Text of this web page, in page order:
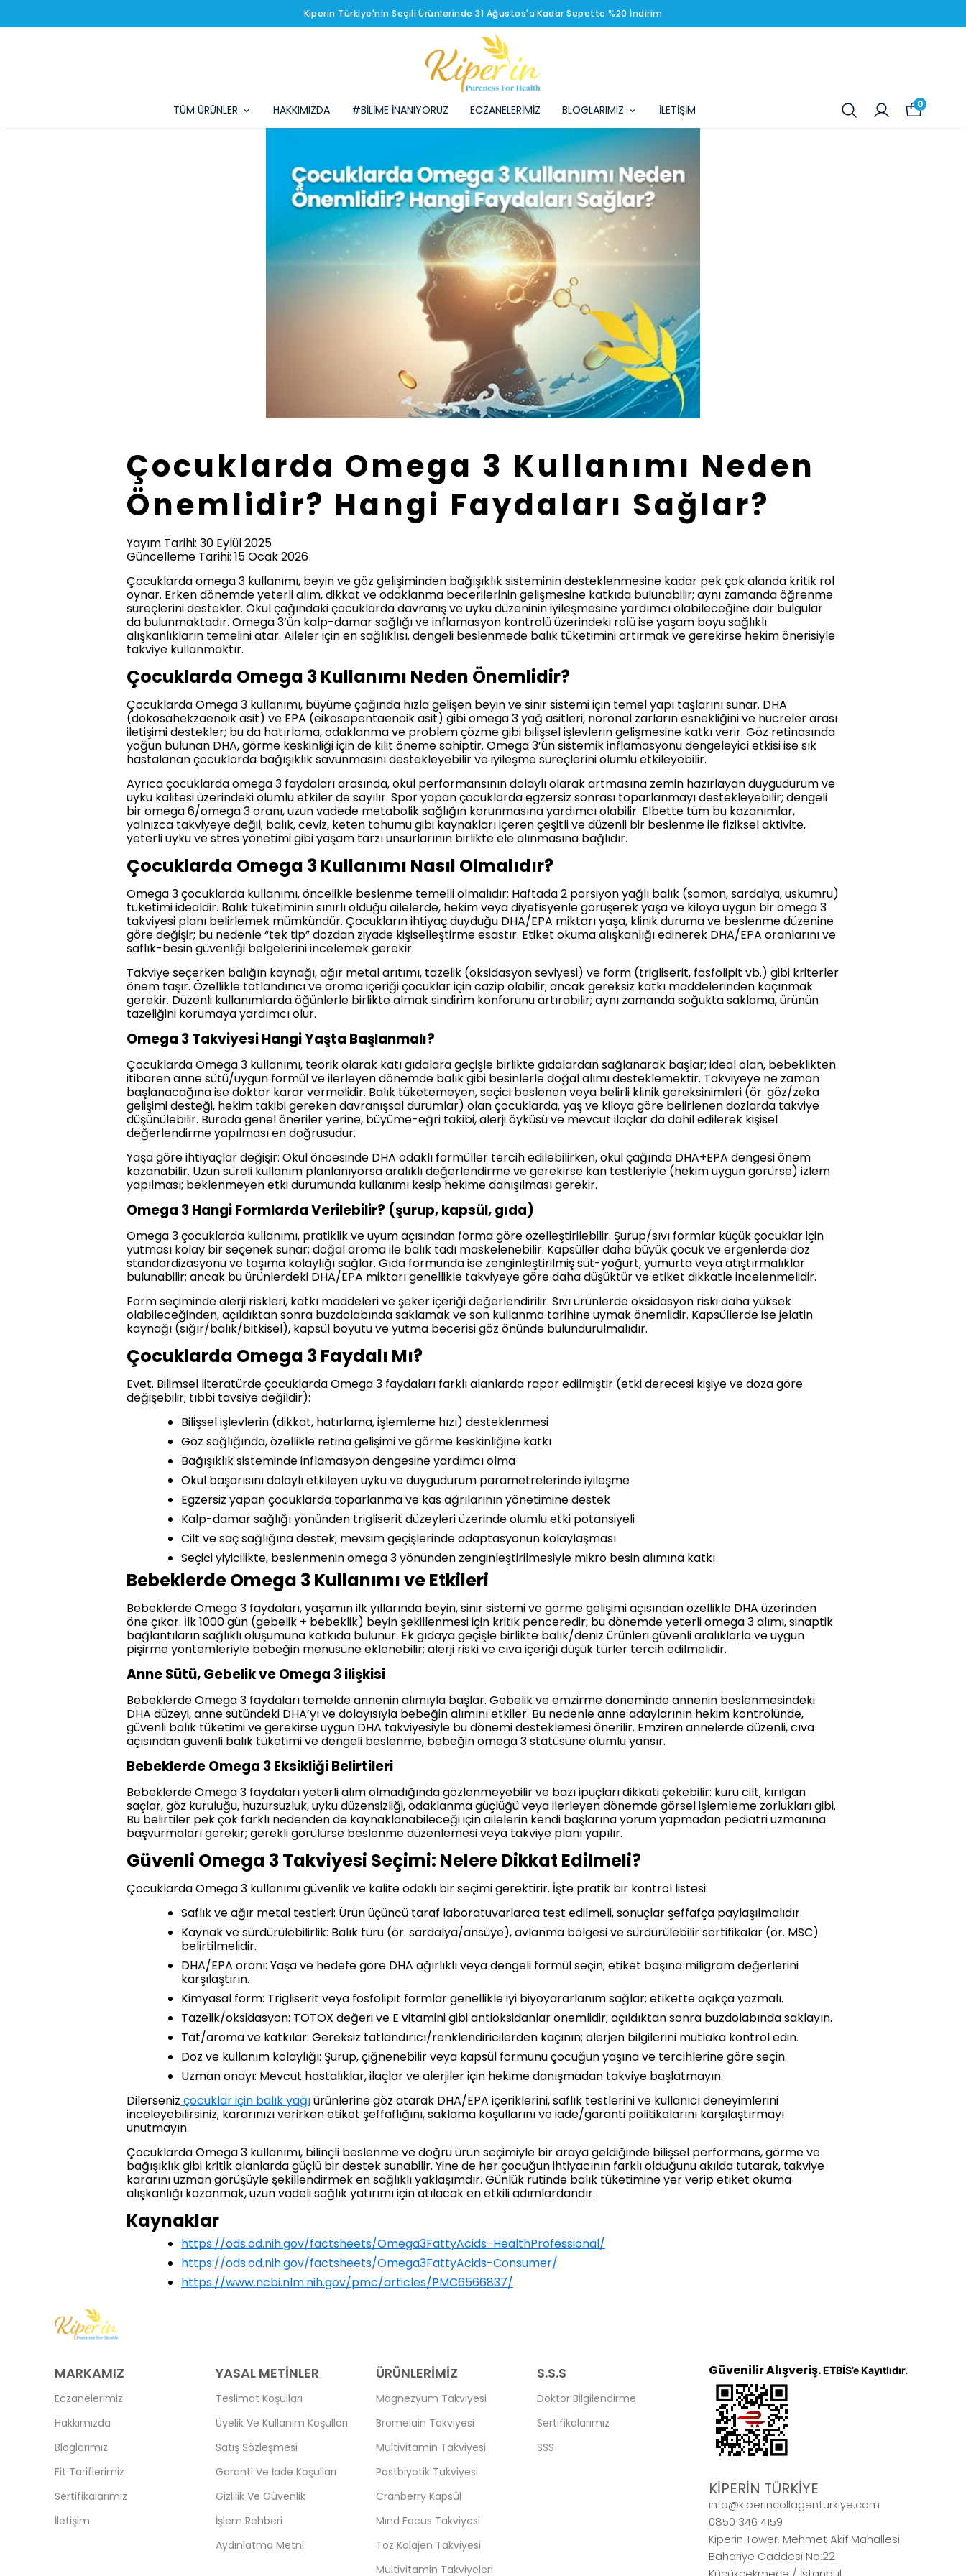
Kiperin Türkiye'nin Seçili Ürünlerinde 31 Ağustos'a Kadar Sepette %20 İndirim
TÜM ÜRÜNLER HAKKIMIZDA #BİLİME İNANIYORUZ ECZANELERİMİZ BLOGLARIMIZ İLETİŞİM 0
Çocuklarda Omega 3 Kullanımı Neden
Önemlidir? Hangi Faydaları Sağlar?
Yayım Tarihi: 30 Eylül 2025
Güncelleme Tarihi: 15 Ocak 2026
Çocuklarda omega 3 kullanımı, beyin ve göz gelişiminden bağışıklık sisteminin desteklenmesine kadar pek çok alanda kritik rol
oynar. Erken dönemde yeterli alım, dikkat ve odaklanma becerilerinin gelişmesine katkıda bulunabilir; aynı zamanda öğrenme
süreçlerini destekler. Okul çağındaki çocuklarda davranış ve uyku düzeninin iyileşmesine yardımcı olabileceğine dair bulgular
da bulunmaktadır. Omega 3’ün kalp-damar sağlığı ve inflamasyon kontrolü üzerindeki rolü ise yaşam boyu sağlıklı
alışkanlıkların temelini atar. Aileler için en sağlıklısı, dengeli beslenmede balık tüketimini artırmak ve gerekirse hekim önerisiyle
takviye kullanmaktır.
Çocuklarda Omega 3 Kullanımı Neden Önemlidir?
Çocuklarda Omega 3 kullanımı, büyüme çağında hızla gelişen beyin ve sinir sistemi için temel yapı taşlarını sunar. DHA
(dokosahekzaenoik asit) ve EPA (eikosapentaenoik asit) gibi omega 3 yağ asitleri, nöronal zarların esnekliğini ve hücreler arası
iletişimi destekler; bu da hatırlama, odaklanma ve problem çözme gibi bilişsel işlevlerin gelişmesine katkı verir. Göz retinasında
yoğun bulunan DHA, görme keskinliği için de kilit öneme sahiptir. Omega 3’ün sistemik inflamasyonu dengeleyici etkisi ise sık
hastalanan çocuklarda bağışıklık savunmasını destekleyebilir ve iyileşme süreçlerini olumlu etkileyebilir.
Ayrıca çocuklarda omega 3 faydaları arasında, okul performansının dolaylı olarak artmasına zemin hazırlayan duygudurum ve
uyku kalitesi üzerindeki olumlu etkiler de sayılır. Spor yapan çocuklarda egzersiz sonrası toparlanmayı destekleyebilir; dengeli
bir omega 6/omega 3 oranı, uzun vadede metabolik sağlığın korunmasına yardımcı olabilir. Elbette tüm bu kazanımlar,
yalnızca takviyeye değil; balık, ceviz, keten tohumu gibi kaynakları içeren çeşitli ve düzenli bir beslenme ile fiziksel aktivite,
yeterli uyku ve stres yönetimi gibi yaşam tarzı unsurlarının birlikte ele alınmasına bağlıdır.
Çocuklarda Omega 3 Kullanımı Nasıl Olmalıdır?
Omega 3 çocuklarda kullanımı, öncelikle beslenme temelli olmalıdır: Haftada 2 porsiyon yağlı balık (somon, sardalya, uskumru)
tüketimi idealdir. Balık tüketiminin sınırlı olduğu ailelerde, hekim veya diyetisyenle görüşerek yaşa ve kiloya uygun bir omega 3
takviyesi planı belirlemek mümkündür. Çocukların ihtiyaç duyduğu DHA/EPA miktarı yaşa, klinik duruma ve beslenme düzenine
göre değişir; bu nedenle “tek tip” dozdan ziyade kişiselleştirme esastır. Etiket okuma alışkanlığı edinerek DHA/EPA oranlarını ve
saflık-besin güvenliği belgelerini incelemek gerekir.
Takviye seçerken balığın kaynağı, ağır metal arıtımı, tazelik (oksidasyon seviyesi) ve form (trigliserit, fosfolipit vb.) gibi kriterler
önem taşır. Özellikle tatlandırıcı ve aroma içeriği çocuklar için cazip olabilir; ancak gereksiz katkı maddelerinden kaçınmak
gerekir. Düzenli kullanımlarda öğünlerle birlikte almak sindirim konforunu artırabilir; aynı zamanda soğukta saklama, ürünün
tazeliğini korumaya yardımcı olur.
Omega 3 Takviyesi Hangi Yaşta Başlanmalı?
Çocuklarda Omega 3 kullanımı, teorik olarak katı gıdalara geçişle birlikte gıdalardan sağlanarak başlar; ideal olan, bebeklikten
itibaren anne sütü/uygun formül ve ilerleyen dönemde balık gibi besinlerle doğal alımı desteklemektir. Takviyeye ne zaman
başlanacağına ise doktor karar vermelidir. Balık tüketemeyen, seçici beslenen veya belirli klinik gereksinimleri (ör. göz/zeka
gelişimi desteği, hekim takibi gereken davranışsal durumlar) olan çocuklarda, yaş ve kiloya göre belirlenen dozlarda takviye
düşünülebilir. Burada genel öneriler yerine, büyüme-eğri takibi, alerji öyküsü ve mevcut ilaçlar da dahil edilerek kişisel
değerlendirme yapılması en doğrusudur.
Yaşa göre ihtiyaçlar değişir: Okul öncesinde DHA odaklı formüller tercih edilebilirken, okul çağında DHA+EPA dengesi önem
kazanabilir. Uzun süreli kullanım planlanıyorsa aralıklı değerlendirme ve gerekirse kan testleriyle (hekim uygun görürse) izlem
yapılması; beklenmeyen etki durumunda kullanımı kesip hekime danışılması gerekir.
Omega 3 Hangi Formlarda Verilebilir? (şurup, kapsül, gıda)
Omega 3 çocuklarda kullanımı, pratiklik ve uyum açısından forma göre özelleştirilebilir. Şurup/sıvı formlar küçük çocuklar için
yutması kolay bir seçenek sunar; doğal aroma ile balık tadı maskelenebilir. Kapsüller daha büyük çocuk ve ergenlerde doz
standardizasyonu ve taşıma kolaylığı sağlar. Gıda formunda ise zenginleştirilmiş süt-yoğurt, yumurta veya atıştırmalıklar
bulunabilir; ancak bu ürünlerdeki DHA/EPA miktarı genellikle takviyeye göre daha düşüktür ve etiket dikkatle incelenmelidir.
Form seçiminde alerji riskleri, katkı maddeleri ve şeker içeriği değerlendirilir. Sıvı ürünlerde oksidasyon riski daha yüksek
olabileceğinden, açıldıktan sonra buzdolabında saklamak ve son kullanma tarihine uymak önemlidir. Kapsüllerde ise jelatin
kaynağı (sığır/balık/bitkisel), kapsül boyutu ve yutma becerisi göz önünde bulundurulmalıdır.
Çocuklarda Omega 3 Faydalı Mı?
Evet. Bilimsel literatürde çocuklarda Omega 3 faydaları farklı alanlarda rapor edilmiştir (etki derecesi kişiye ve doza göre
değişebilir; tıbbi tavsiye değildir):
Bilişsel işlevlerin (dikkat, hatırlama, işlemleme hızı) desteklenmesi
Göz sağlığında, özellikle retina gelişimi ve görme keskinliğine katkı
Bağışıklık sisteminde inflamasyon dengesine yardımcı olma
Okul başarısını dolaylı etkileyen uyku ve duygudurum parametrelerinde iyileşme
Egzersiz yapan çocuklarda toparlanma ve kas ağrılarının yönetimine destek
Kalp-damar sağlığı yönünden trigliserit düzeyleri üzerinde olumlu etki potansiyeli
Cilt ve saç sağlığına destek; mevsim geçişlerinde adaptasyonun kolaylaşması
Seçici yiyicilikte, beslenmenin omega 3 yönünden zenginleştirilmesiyle mikro besin alımına katkı
Bebeklerde Omega 3 Kullanımı ve Etkileri
Bebeklerde Omega 3 faydaları, yaşamın ilk yıllarında beyin, sinir sistemi ve görme gelişimi açısından özellikle DHA üzerinden
öne çıkar. İlk 1000 gün (gebelik + bebeklik) beyin şekillenmesi için kritik penceredir; bu dönemde yeterli omega 3 alımı, sinaptik
bağlantıların sağlıklı oluşumuna katkıda bulunur. Ek gıdaya geçişle birlikte balık/deniz ürünleri güvenli aralıklarla ve uygun
pişirme yöntemleriyle bebeğin menüsüne eklenebilir; alerji riski ve cıva içeriği düşük türler tercih edilmelidir.
Anne Sütü, Gebelik ve Omega 3 ilişkisi
Bebeklerde Omega 3 faydaları temelde annenin alımıyla başlar. Gebelik ve emzirme döneminde annenin beslenmesindeki
DHA düzeyi, anne sütündeki DHA’yı ve dolayısıyla bebeğin alımını etkiler. Bu nedenle anne adaylarının hekim kontrolünde,
güvenli balık tüketimi ve gerekirse uygun DHA takviyesiyle bu dönemi desteklemesi önerilir. Emziren annelerde düzenli, cıva
açısından güvenli balık tüketimi ve dengeli beslenme, bebeğin omega 3 statüsüne olumlu yansır.
Bebeklerde Omega 3 Eksikliği Belirtileri
Bebeklerde Omega 3 faydaları yeterli alım olmadığında gözlenmeyebilir ve bazı ipuçları dikkati çekebilir: kuru cilt, kırılgan
saçlar, göz kuruluğu, huzursuzluk, uyku düzensizliği, odaklanma güçlüğü veya ilerleyen dönemde görsel işlemleme zorlukları gibi.
Bu belirtiler pek çok farklı nedenden de kaynaklanabileceği için ailelerin kendi başlarına yorum yapmadan pediatri uzmanına
başvurmaları gerekir; gerekli görülürse beslenme düzenlemesi veya takviye planı yapılır.
Güvenli Omega 3 Takviyesi Seçimi: Nelere Dikkat Edilmeli?
Çocuklarda Omega 3 kullanımı güvenlik ve kalite odaklı bir seçimi gerektirir. İşte pratik bir kontrol listesi:
Saflık ve ağır metal testleri: Ürün üçüncü taraf laboratuvarlarca test edilmeli, sonuçlar şeffafça paylaşılmalıdır.
Kaynak ve sürdürülebilirlik: Balık türü (ör. sardalya/ansüye), avlanma bölgesi ve sürdürülebilir sertifikalar (ör. MSC)
belirtilmelidir.
DHA/EPA oranı: Yaşa ve hedefe göre DHA ağırlıklı veya dengeli formül seçin; etiket başına miligram değerlerini
karşılaştırın.
Kimyasal form: Trigliserit veya fosfolipit formlar genellikle iyi biyoyararlanım sağlar; etikette açıkça yazmalı.
Tazelik/oksidasyon: TOTOX değeri ve E vitamini gibi antioksidanlar önemlidir; açıldıktan sonra buzdolabında saklayın.
Tat/aroma ve katkılar: Gereksiz tatlandırıcı/renklendiricilerden kaçının; alerjen bilgilerini mutlaka kontrol edin.
Doz ve kullanım kolaylığı: Şurup, çiğnenebilir veya kapsül formunu çocuğun yaşına ve tercihlerine göre seçin.
Uzman onayı: Mevcut hastalıklar, ilaçlar ve alerjiler için hekime danışmadan takviye başlatmayın.
Dilerseniz çocuklar için balık yağıürünlerine göz atarak DHA/EPA içeriklerini, saflık testlerini ve kullanıcı deneyimlerini
inceleyebilirsiniz; kararınızı verirken etiket şeffaflığını, saklama koşullarını ve iade/garanti politikalarını karşılaştırmayı
unutmayın.
Çocuklarda Omega 3 kullanımı, bilinçli beslenme ve doğru ürün seçimiyle bir araya geldiğinde bilişsel performans, görme ve
bağışıklık gibi kritik alanlarda güçlü bir destek sunabilir. Yine de her çocuğun ihtiyacının farklı olduğunu akılda tutarak, takviye
kararını uzman görüşüyle şekillendirmek en sağlıklı yaklaşımdır. Günlük rutinde balık tüketimine yer verip etiket okuma
alışkanlığı kazanmak, uzun vadeli sağlık yatırımı için atılacak en etkili adımlardandır.
Kaynaklar
https://ods.od.nih.gov/factsheets/Omega3FattyAcids-HealthProfessional/
https://ods.od.nih.gov/factsheets/Omega3FattyAcids-Consumer/
https://www.ncbi.nlm.nih.gov/pmc/articles/PMC6566837/
MARKAMIZ
Eczanelerimiz
Hakkımızda
Bloglarımız
Fit Tariflerimiz
Sertifikalarımız
İletişim
YASAL METİNLER
Teslimat Koşulları
Üyelik Ve Kullanım Koşulları
Satış Sözleşmesi
Garanti Ve İade Koşulları
Gizlilik Ve Güvenlik
İşlem Rehberi
Aydınlatma Metni
ÜRÜNLERİMİZ
Magnezyum Takviyesi
Bromelain Takviyesi
Multivitamin Takviyesi
Postbiyotik Takviyesi
Cranberry Kapsül
Mınd Focus Takviyesi
Toz Kolajen Takviyesi
Multivitamin Takviyeleri
S.S.S
Doktor Bilgilendirme
Sertifikalarımız
SSS
Güvenilir Alışveriş.ETBİS’e Kayıtlıdır.
KİPERİN TÜRKİYE
info@kiperincollagenturkiye.com
0850 346 4159
Kiperin Tower, Mehmet Akif Mahallesi
Bahariye Caddesi No:22